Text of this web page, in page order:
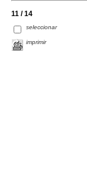
11 / 14
seleccionar
imprimir